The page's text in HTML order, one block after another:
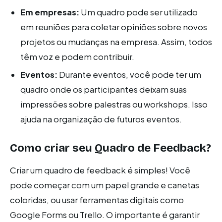
Em empresas: Um quadro pode ser utilizado
em reuniões para coletar opiniões sobre novos
projetos ou mudanças na empresa. Assim, todos
têm voz e podem contribuir.
Eventos: Durante eventos, você pode ter um
quadro onde os participantes deixam suas
impressões sobre palestras ou workshops. Isso
ajuda na organização de futuros eventos.
Como criar seu Quadro de Feedback?
Criar um quadro de feedback é simples! Você
pode começar com um papel grande e canetas
coloridas, ou usar ferramentas digitais como
Google Forms ou Trello. O importante é garantir